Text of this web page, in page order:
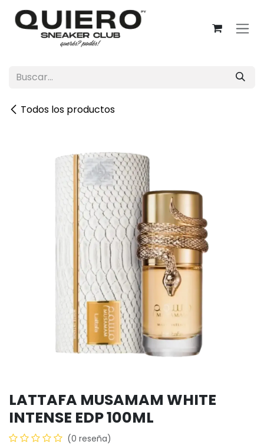
Ir al contenido
Todos los productos
LATTAFA MUSAMAM WHITE
INTENSE EDP 100ML
(0 reseña)